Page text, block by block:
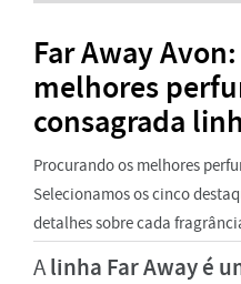
Far Away
melhores
consagrada
Procurando os melhores
Selecionamos os cinco
detalhes sobre cada
Alinha Far Away é